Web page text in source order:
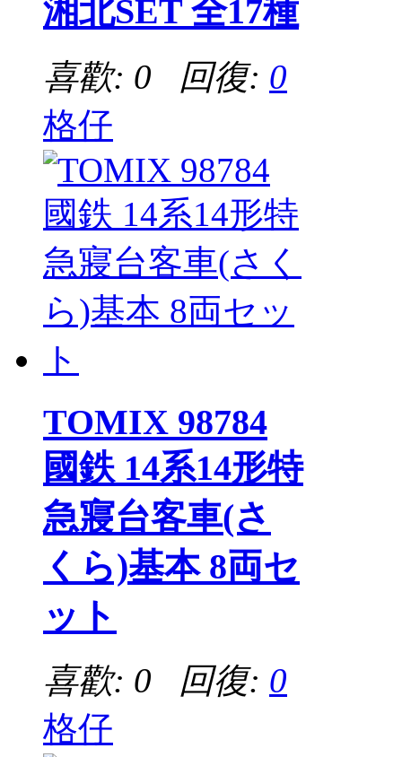
湘北SET 全17種
喜歡: 0 回復: 0
格仔
TOMIX 98784
國鉄 14系14形特
急寢台客車(さ
くら)基本 8両セ
ット
喜歡: 0 回復: 0
格仔